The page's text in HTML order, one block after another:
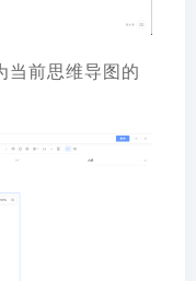
当前思维导图的